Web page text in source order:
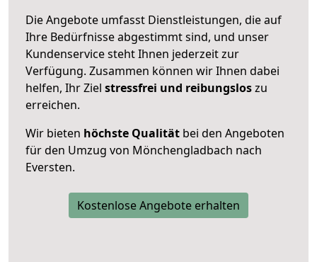
Die Angebote umfasst Dienstleistungen, die auf
Ihre Bedürfnisse abgestimmt sind, und unser
Kundenservice steht Ihnen jederzeit zur
Verfügung. Zusammen können wir Ihnen dabei
helfen, Ihr Ziel stressfrei und reibungsloszu
erreichen.
Wir bieten höchste Qualität bei den Angeboten
für den Umzug von Mönchengladbach nach
Eversten.
Kostenlose Angebote erhalten